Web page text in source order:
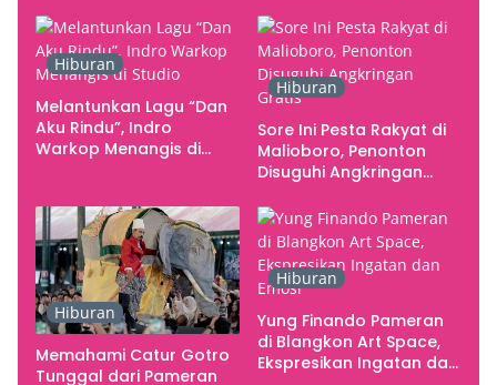
Yogyakarta sebagai
Pusat Pergerakan Seni
Rupa Indonesia
Hiburan
Melantunkan Lagu “Dan
Aku Rindu”, Indro
Warkop Menangis di
Hiburan
Sore Ini Pesta Rakyat di
Malioboro, Penonton
Disuguhi Angkringan
Hiburan
Memahami Catur Gotro
Tunggal dari Pameran
Hiburan
Yung Finando Pameran
di Blangkon Art Space,
Ekspresikan Ingatan dan